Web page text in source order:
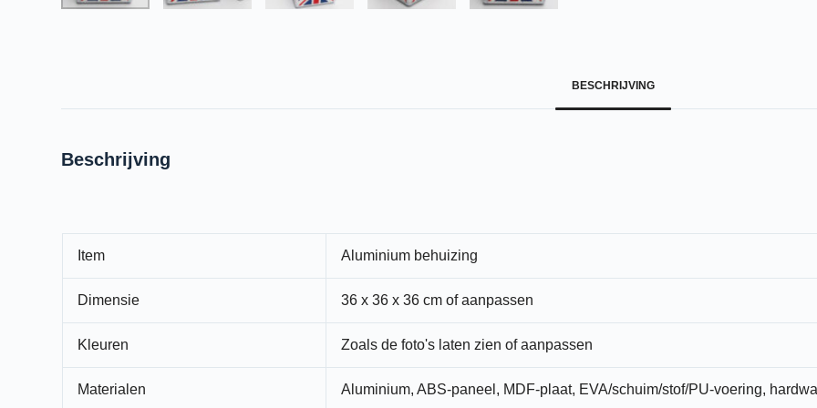
BESCHRIJVING
Beschrijving
Item Aluminium behuizing
Dimensie 36 x 36 x 36 cm of aanpassen
Kleuren Zoals de foto's laten zien of aanpassen
Materialen Aluminium, ABS-paneel, MDF-plaat, EVA/schuim/stof/PU-voering,